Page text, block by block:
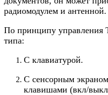
радиомодулем и антенной.
По принципу управления
типа:
С клавиатурой.
С сенсорным
клавишами (вкл/